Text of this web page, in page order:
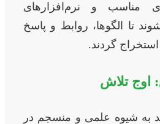
مناسب و نرم‌افزارهای
تا الگوها، روابط و پاسخ
گردند.
به شیوه علمی و منسجم در